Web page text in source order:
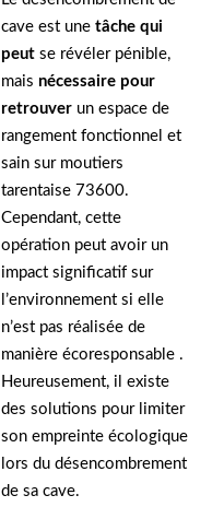
cave est une tâche qui
peut se révéler pénible,
mais nécessaire pour
retrouver un espace de
rangement fonctionnel et
sain sur moutiers
tarentaise 73600.
Cependant, cette
opération peut avoir un
impact significatif sur
l’environnement si elle
n’est pas réalisée de
manière écoresponsable .
Heureusement, il existe
des solutions pour limiter
son empreinte écologique
lors du désencombrement
de sa cave.